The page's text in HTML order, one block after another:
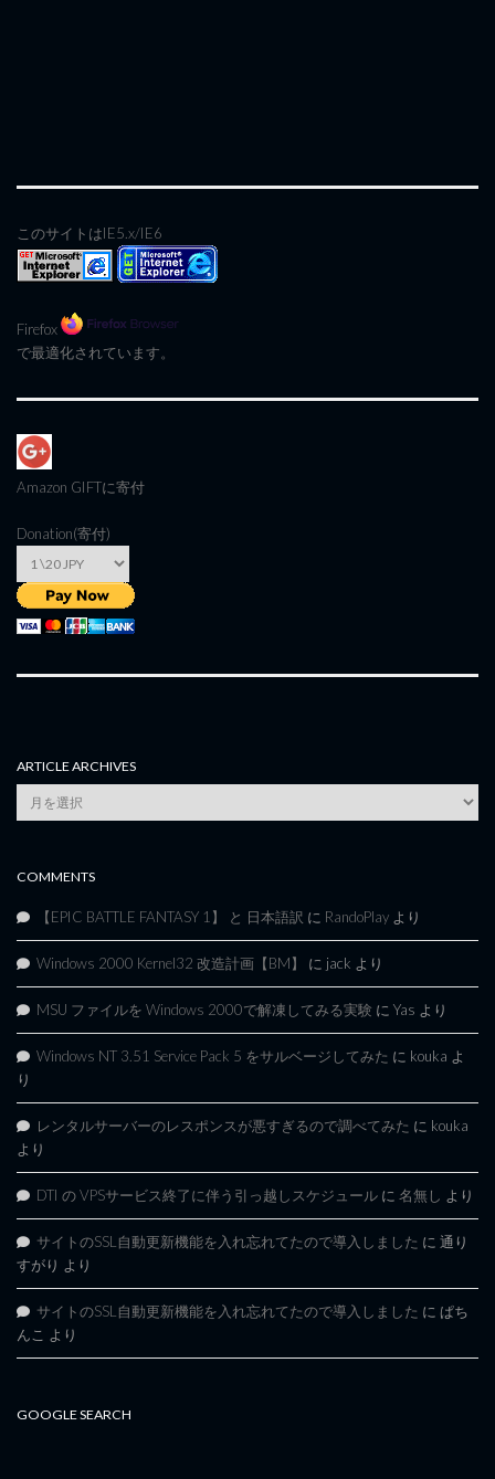
このサイトはIE5.x/IE6
Firefox
で最適化されています。
Amazon GIFTに寄付
Donation(寄付)
ARTICLE ARCHIVES
Article
Archives
COMMENTS
【EPIC BATTLE FANTASY 1】 と 日本語訳 に RandoPlay より
Windows 2000 Kernel32 改造計画【BM】 に jack より
MSU ファイルを Windows 2000で解凍してみる実験 に Yas より
Windows NT 3.51 Service Pack 5 をサルベージしてみた に kouka よ
り
レンタルサーバーのレスポンスが悪すぎるので調べてみた に kouka
より
DTI の VPSサービス終了に伴う引っ越しスケジュール に 名無し より
サイトのSSL自動更新機能を入れ忘れてたので導入しました に 通り
すがり より
サイトのSSL自動更新機能を入れ忘れてたので導入しました に ぱち
んこ より
GOOGLE SEARCH